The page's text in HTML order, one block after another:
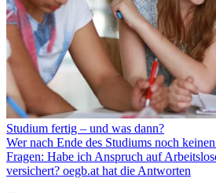
Studium fertig – und was dann?
Wer nach Ende des Studiums noch
Fragen: Habe ich Anspruch auf
versichert? oegb.at hat die Antworten